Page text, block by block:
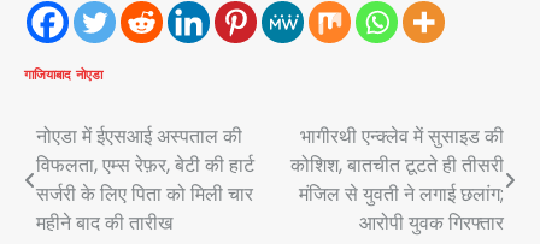
गाजियाबाद नोएडा
Post
navigation
नोएडा में ईएसआई अस्पताल की
विफलता, एम्स रेफ़र, बेटी की हार्ट
सर्जरी के लिए पिता को मिली चार
महीने बाद की तारीख
भागीरथी एन्क्लेव में सुसाइड की
कोशिश, बातचीत टूटते ही तीसरी
मंजिल से युवती ने लगाई छलांग;
आरोपी युवक गिरफ्तार